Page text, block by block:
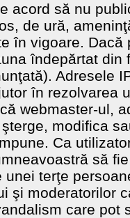
acord să nu
de ură,
în vigoare.
îndepărtat
Adresele
în rezolvarea
webmaster-ul,
modifica
Ca
să
unei terţe
şi moderatorilor
care pot